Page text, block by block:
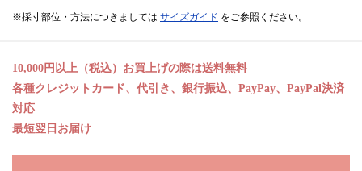
※採寸部位・方法につきましては サイズガイド をご参照ください。
10,000円以上（税込）お買上げの際は送料無料
各種クレジットカード、代引き、銀行振込、PayPay、PayPal決済
対応
最短翌日お届け